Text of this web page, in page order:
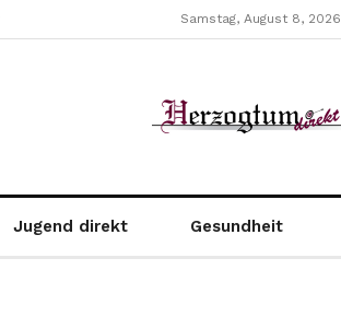
Samstag, August 8, 2026
Jugend direkt Gesundheit